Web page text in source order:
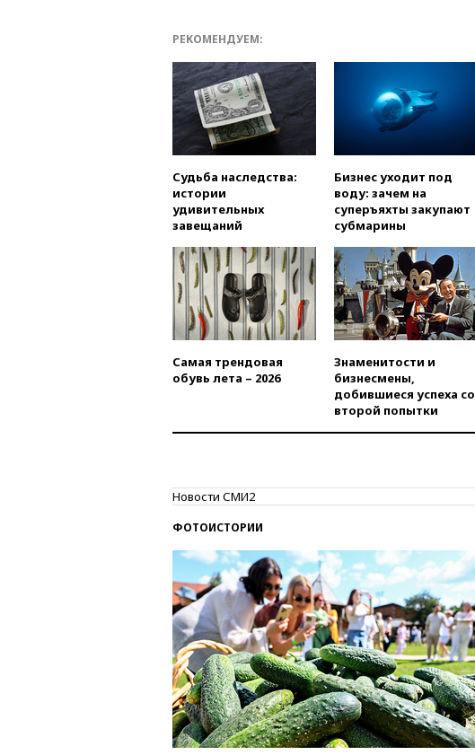
РЕКОМЕНДУЕМ:
Судьба наследства:
истории
удивительных
завещаний
Бизнес уходит под
воду: зачем на
суперъяхты закупают
субмарины
Самая трендовая
обувь лета – 2026
Знаменитости и
бизнесмены,
добившиеся успеха со
второй попытки
Новости СМИ2
ФОТОИСТОРИИ